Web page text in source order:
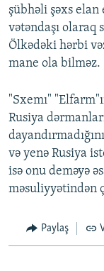
şübhəli şəxs
vətəndaşı olaraq
Ölkədəki hərbi
mane ola bilməz.
"Sxemı"
Rusiya
və yenə Rusiya
isə onu deməyə
məsuliyyətindən
Paylaş